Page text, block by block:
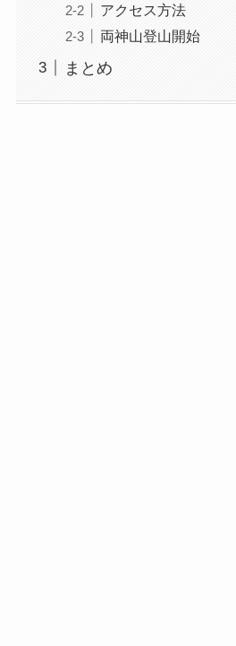
アクセス方法
両神山登山開始
まとめ